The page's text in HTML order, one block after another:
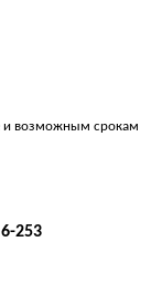
и возможным срокам
253